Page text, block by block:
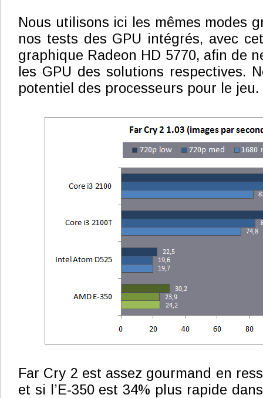
Nous utilisons ici les mêmes modes
nos tests des GPU intégrés, avec
graphique Radeon HD 5770, afin de
les GPU des solutions respectives.
potentiel des processeurs pour le jeu.
Far Cry 2 est assez gourmand en
et si l’E-350 est 34% plus rapide